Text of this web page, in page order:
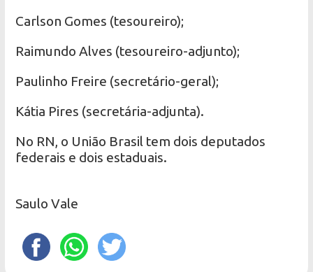
Carlson Gomes (tesoureiro);
Raimundo Alves (tesoureiro-adjunto);
Paulinho Freire (secretário-geral);
Kátia Pires (secretária-adjunta).
No RN, o União Brasil tem dois deputados
federais e dois estaduais.
Saulo Vale